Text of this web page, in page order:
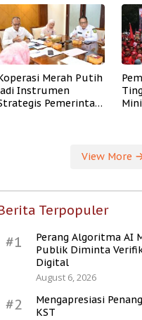
Merah Putih
Instrumen
Pemerintah
View More
Terpopuler
#1
Perang Algoritma AI
Publik Diminta
Digital
August 6, 2026
#2
Mengapresiasi
KST